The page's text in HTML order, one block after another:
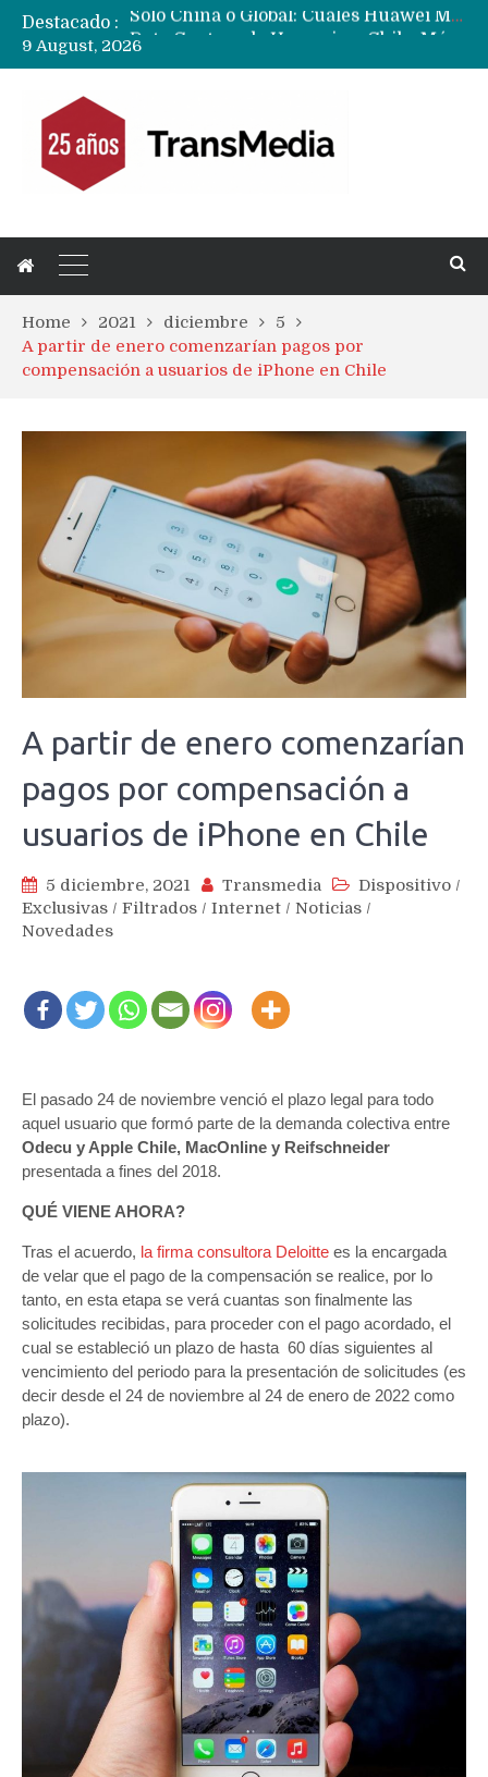
Destacado :
Data Centers de Huawei en Chile, México, Brasil,Perú y Argentina podrían verse afectados por arremetida de EE.UU
9 August, 2026
Home 2021 diciembre
5
A partir de enero comenzarían pagos por
compensación a usuarios de iPhone en Chile
A partir de enero comenzarían
pagos por compensación a
usuarios de iPhone en Chile
5 diciembre, 2021 Transmedia Dispositivo /
Exclusivas / Filtrados / Internet / Noticias /
Novedades
El pasado 24 de noviembre venció el plazo legal para todo
aquel usuario que formó parte de la demanda colectiva entre
Odecu y Apple Chile, MacOnline y Reifschneider
presentada a fines del 2018.
QUÉ VIENE AHORA?
Tras el acuerdo, la firma consultora Deloitte es la encargada
de velar que el pago de la compensación se realice, por lo
tanto, en esta etapa se verá cuantas son finalmente las
solicitudes recibidas, para proceder con el pago acordado, el
cual se estableció un plazo de hasta 60 días siguientes al
vencimiento del periodo para la presentación de solicitudes (es
decir desde el 24 de noviembre al 24 de enero de 2022 como
plazo).